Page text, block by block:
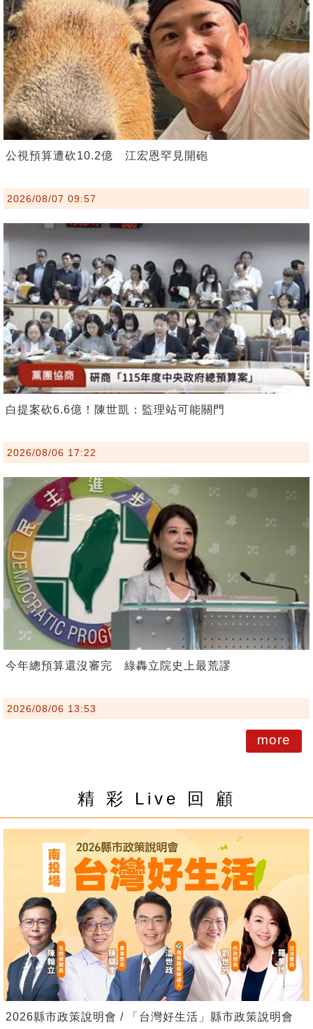
公視預算遭砍10.2億 江宏恩罕見開砲
2026/08/07 09:57
白提案砍6.6億！陳世凱：監理站可能關門
2026/08/06 17:22
今年總預算還沒審完 綠轟立院史上最荒謬
2026/08/06 13:53
more
精 彩 Live 回 顧
2026縣市政策說明會 / 「台灣好生活」縣市政策說明會